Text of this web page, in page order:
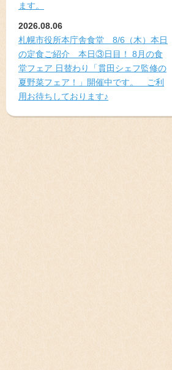
ます。
2026.08.06
札幌市役所本庁舎食堂 8/6（木）本日
の定食ご紹介 本日③日目！ 8月の食
堂フェア 日替わり「貫田シェフ監修の
夏野菜フェア！」開催中です。 ご利
用お待ちしております♪